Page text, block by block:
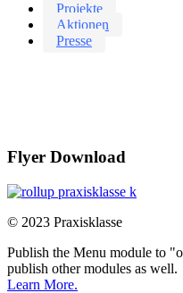
Projekte
Aktionen
Presse
Flyer Download
© 2023 Praxisklasse
Publish the Menu module to
publish other modules as well.
Learn More.